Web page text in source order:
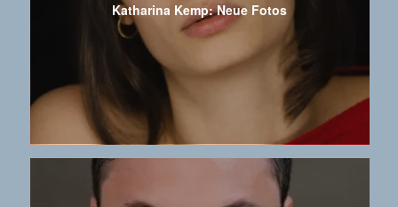
Katharina Kemp: Neue Fotos